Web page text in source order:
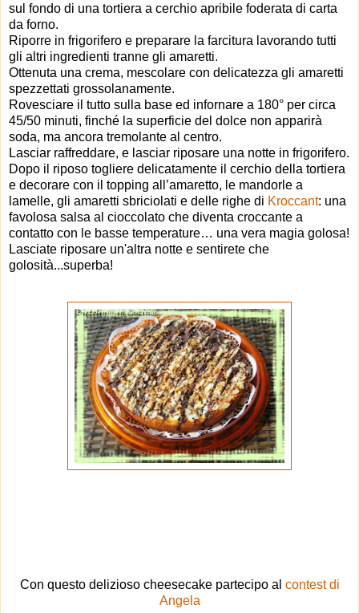
sul fondo di una tortiera a cerchio apribile foderata di carta
da forno.
Riporre in frigorifero e preparare la farcitura lavorando tutti
gli altri ingredienti tranne gli amaretti.
Ottenuta una crema, mescolare con delicatezza gli amaretti
spezzettati grossolanamente.
Rovesciare il tutto sulla base ed infornare a 180° per circa
45/50 minuti, finché la superficie del dolce non apparirà
soda, ma ancora tremolante al centro.
Lasciar raffreddare, e lasciar riposare una notte in frigorifero.
Dopo il riposo togliere delicatamente il cerchio della tortiera
e decorare con il topping all’amaretto, le mandorle a
lamelle, gli amaretti sbriciolati e delle righe di Kroccant: una
favolosa salsa al cioccolato che diventa croccante a
contatto con le basse temperature… una vera magia golosa!
Lasciate riposare un'altra notte e sentirete che
golosità...superba!
Con questo delizioso cheesecake partecipo al contest di
Angela